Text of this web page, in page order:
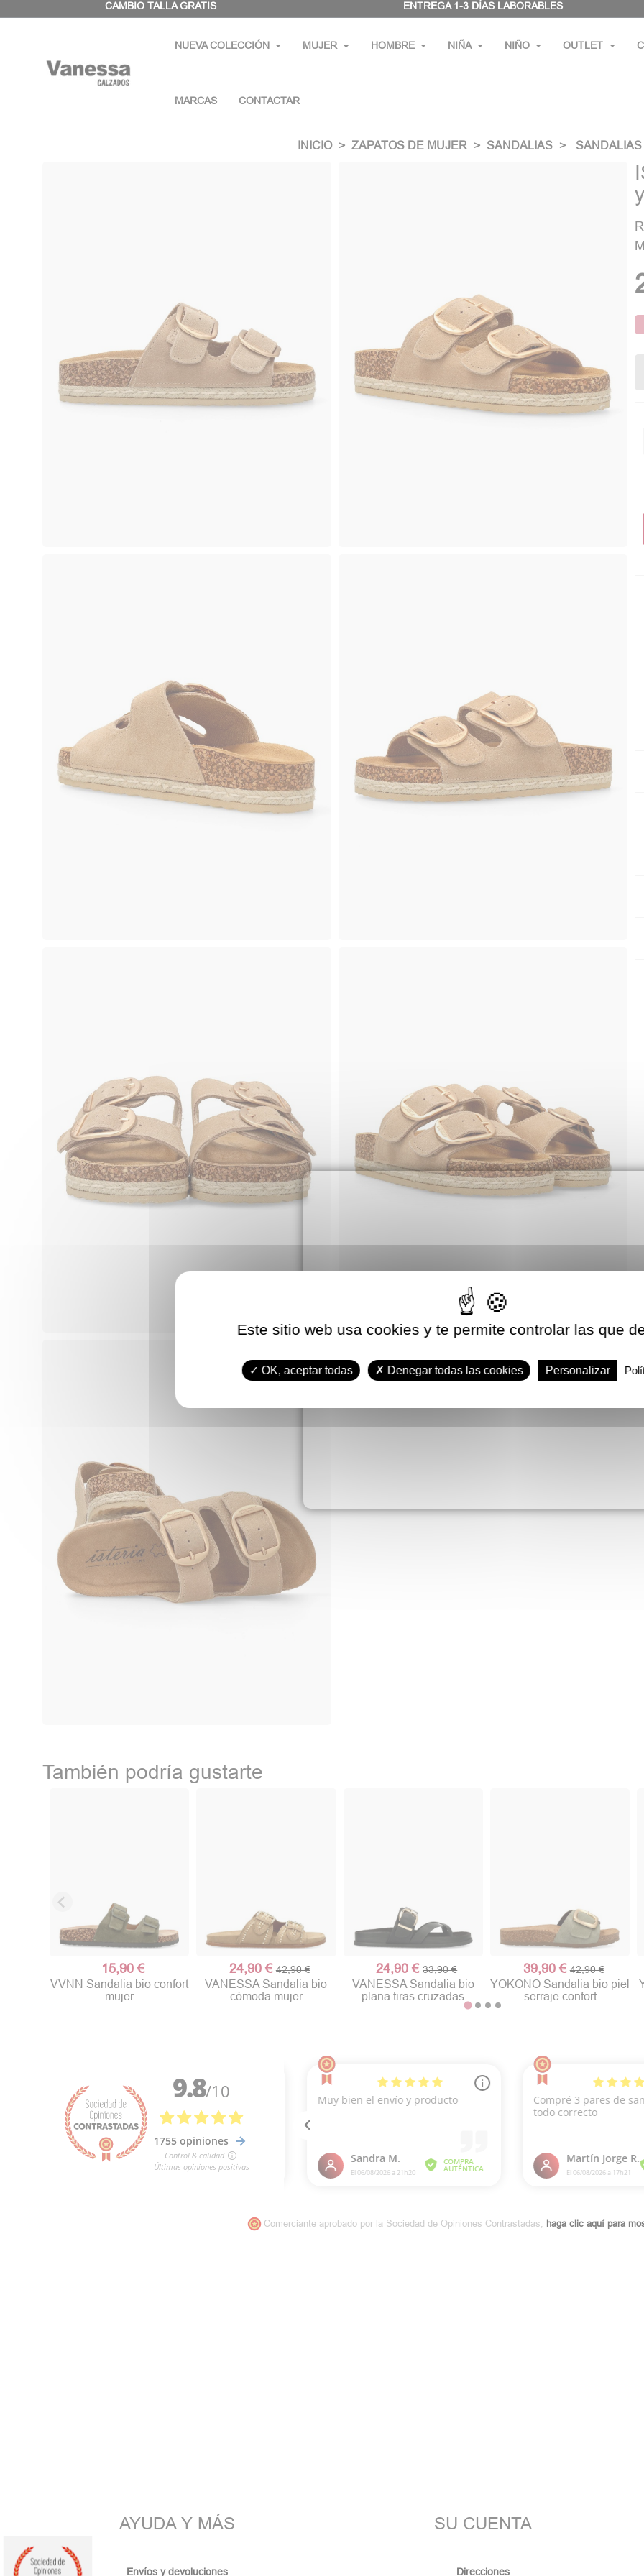
CAMBIO TALLA GRATIS ENTREGA 1-3 DÍAS LABORABLES
NUEVA COLECCIÓN MUJER HOMBRE NIÑA NIÑO OUTLET
MARCAS CONTACTAR
INICIO ZAPATOS DE MUJER SANDALIAS SANDALIAS
También podría gustarte
15,90 €
VVNN Sandalia bio confort
mujer
24,90 €42,90 €
VANESSA Sandalia bio
cómoda mujer
24,90 €33,90 €
VANESSA Sandalia bio
plana tiras cruzadas
39,90 €42,90 €
YOKONO Sandalia bio piel
serraje confort
Comerciante aprobado por la Sociedad de Opiniones Contrastadas, haga clic aquí para
AYUDA Y MÁS
Envíos y devoluciones
SU CUENTA
Direcciones
Panel de gestión de cookies
Este sitio web usa cookies y te permite controlar las que
OK, aceptar todas Denegar todas las cookies Personalizar